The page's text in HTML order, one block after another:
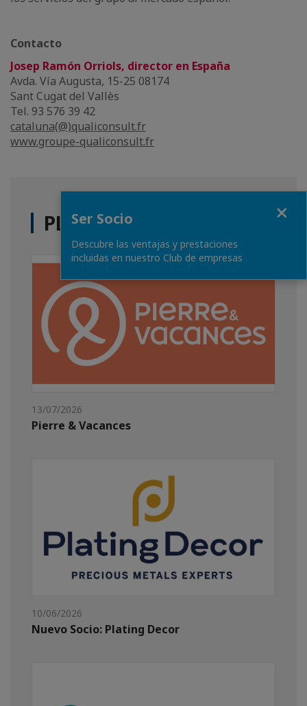
Contacto
Josep Ramón Orriols, director en España
Avda. Vía Augusta, 15-25 08174
Sant Cugat del Vallès
Tel. 93 576 39 42
cataluna(@)qualiconsult.fr
www.groupe-qualiconsult.fr
PLUS D'ACTUALITÉS
13/07/2026
Pierre & Vacances
10/06/2026
Nuevo Socio: Plating Decor
Ser Socio
Descubre las ventajas y prestaciones
incluidas en nuestro Club de empresas